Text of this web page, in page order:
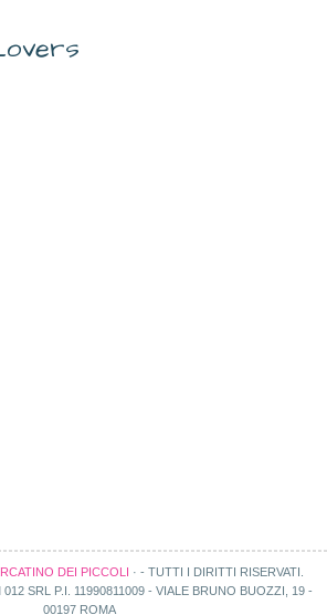
DEI PICCOLI · - TUTTI I DIRITTI RISERVATI.
SRL P.I. 11990811009 - VIALE BRUNO BUOZZI, 19 -
00197 ROMA